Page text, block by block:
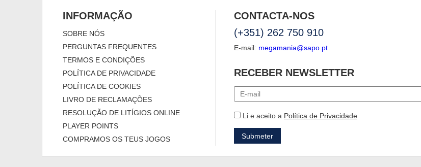
INFORMAÇÃO
SOBRE NÓS
PERGUNTAS FREQUENTES
TERMOS E CONDIÇÕES
POLÍTICA DE PRIVACIDADE
POLÍTICA DE COOKIES
LIVRO DE RECLAMAÇÕES
RESOLUÇÃO DE LITÍGIOS ONLINE
PLAYER POINTS
COMPRAMOS OS TEUS JOGOS
CONTACTA-NOS
(+351) 262 750 910
E-mail: megamania@sapo.pt
RECEBER NEWSLETTER
Li e aceito a Política de Privacidade